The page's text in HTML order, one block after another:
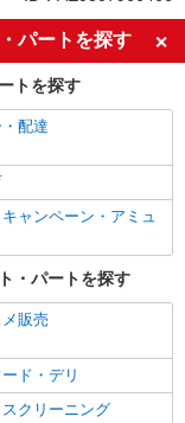
与あり
パートを探す
トを探す
配達
ャンペーン・アミュ
・パートを探す
販売
ド・デリ
クリーニング